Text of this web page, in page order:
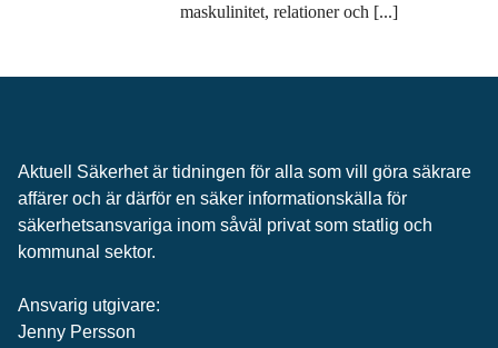
maskulinitet, relationer och [...]
Aktuell Säkerhet är tidningen för alla som vill göra säkrare
affärer och är därför en säker informationskälla för
säkerhets­ansvariga inom såväl privat som statlig och
kommunal sektor.
Ansvarig utgivare:
Jenny Persson